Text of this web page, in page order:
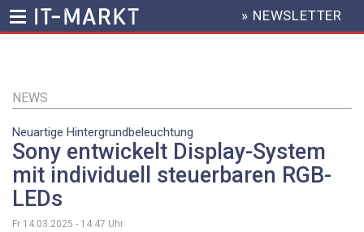
Inhalt
HEADER
MENU
» NEWSLETTER
NEWS
Neuartige Hintergrundbeleuchtung
Sony entwickelt Display-System
mit individuell steuerbaren RGB-
LEDs
Fr 14.03.2025 - 14:47 Uhr